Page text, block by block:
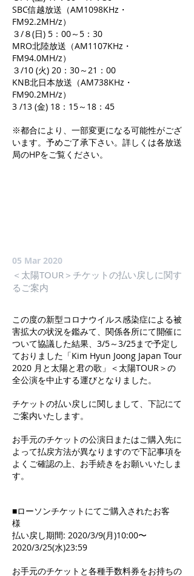
SBC信越放送（AM1098KHz・
FM92.2MH/z）
３/８(日) 5：00～5：30
MRO北陸放送（AM1107KHz・
FM94.0MH/z）
３/10 (火) 20：30～21：00
KNB北日本放送（AM738KHz・
FM90.2MH/z）
3 /13 (金) 18：15～18：45
※都合により、一部変更になる可能性がござ
います。予めご了承下さい。詳しくは各放送
局のHPをご覧ください。
05 Mar 2020
＜太陽TOUR＞チケットの払い戻しに関す
るご案内
この度の新型コロナウイルス感染症による被
害拡大の状況を鑑みて、関係各所にて開催に
ついて協議した結果、3/5～3/25まで予定し
ておりました「Kim Hyun Joong Japan Tour
2020 月と太陽と君の歌」＜太陽TOUR＞の
全公演を中止する運びとなりました。
チケットの払い戻しに関しまして、下記にて
ご案内いたします。
お手元のチケットの公演日またはご購入先に
よって払戻方法が異なりますので下記事項を
よくご確認の上、お手続きをお願いいたしま
す。
■ローソンチケットにてご購入されたお客
様
払い戻し期間: 2020/3/9(月)10:00〜
2020/3/25(水)23:59
お手元のチケットと各種手数料券をお持ちの